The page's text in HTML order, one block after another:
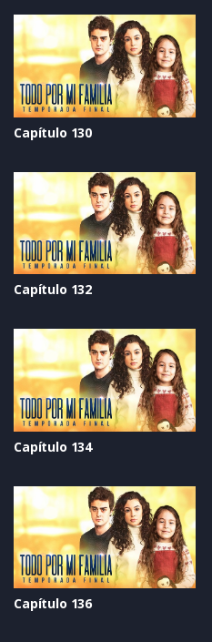
Capítulo 130
Capítulo 132
Capítulo 134
Capítulo 136